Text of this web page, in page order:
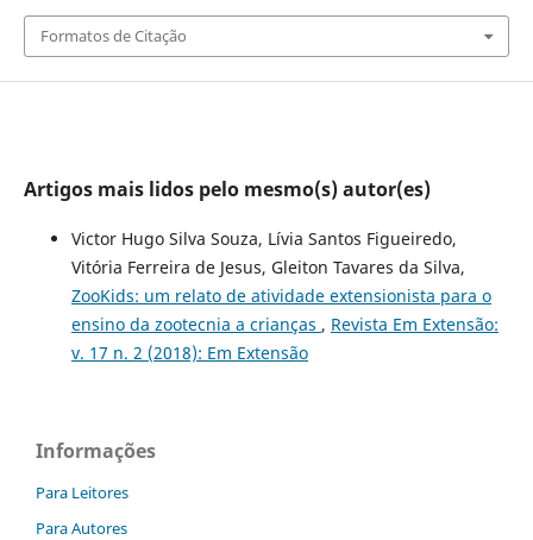
Formatos de Citação
Artigos mais lidos pelo mesmo(s) autor(es)
Victor Hugo Silva Souza, Lívia Santos Figueiredo,
Vitória Ferreira de Jesus, Gleiton Tavares da Silva,
ZooKids: um relato de atividade extensionista para o
ensino da zootecnia a crianças , Revista Em Extensão:
v. 17 n. 2 (2018): Em Extensão
Informações
Para Leitores
Para Autores